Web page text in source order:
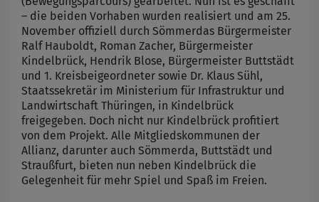
– die beiden Vorhaben wurden realisiert und am 25.
November offiziell durch Sömmerdas Bürgermeister
Ralf Hauboldt, Roman Zacher, Bürgermeister
Kindelbrück, Hendrik Blose, Bürgermeister Buttstädt
und 1. Kreisbeigeordneter sowie Dr. Klaus Sühl,
Staatssekretär im Ministerium für Infrastruktur und
Landwirtschaft Thüringen, in Kindelbrück
freigegeben. Doch nicht nur Kindelbrück profitiert
von dem Projekt. Alle Mitgliedskommunen der
Allianz, darunter auch Sömmerda, Buttstädt und
Straußfurt, bieten nun neben Kindelbrück die
Gelegenheit für mehr Spiel und Spaß im Freien.